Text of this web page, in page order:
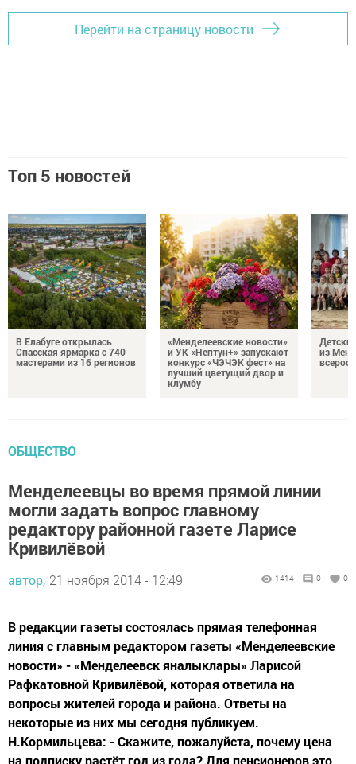
Перейти на страницу новости
Топ 5 новостей
В Елабуге открылась
Спасская ярмарка с 740
мастерами из 16 регионов
«Менделеевские новости»
и УК «Нептун+» запускают
конкурс «ЧЭЧЭК фест» на
лучший цветущий двор и
клумбу
из
ОБЩЕСТВО
Менделеевцы во время прямой линии
могли задать вопрос главному
редактору районной газете Ларисе
Кривилёвой
автор, 21 ноября 2014 - 12:49 1414 0 0
В редакции газеты состоялась прямая телефонная
линия с главным редактором газеты «Менделеевские
новости» - «Менделеевск яналыклары» Ларисой
Рафкатовной Кривилёвой, которая ответила на
вопросы жителей города и района. Ответы на
некоторые из них мы сегодня публикуем.
Н.Кормильцева: - Скажите, пожалуйста, почему цена